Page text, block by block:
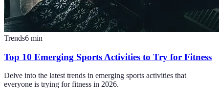
Trends6 min
Top 10 Emerging Sports Activities to Try for Fitness
Delve into the latest trends in emerging sports activities that
everyone is trying for fitness in 2026.